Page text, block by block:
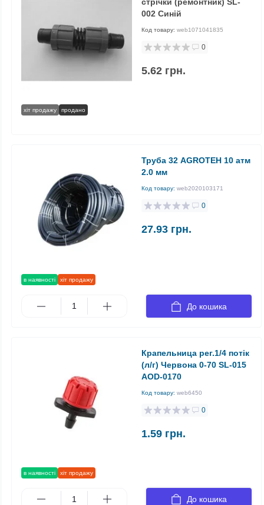
хіт продажу продано
002 Синій
Код товару: web1071041835
0
5.62 грн.
в наявності хіт продажу
Труба 32 AGROTEH 10 атм
2.0 мм
Код товару: web2020103171
0
27.93 грн.
До кошика
в наявності хіт продажу
Крапельница рег.1/4 потік
(л/г) Червона 0-70 SL-015
AOD-0170
Код товару: web6450
0
1.59 грн.
До кошика